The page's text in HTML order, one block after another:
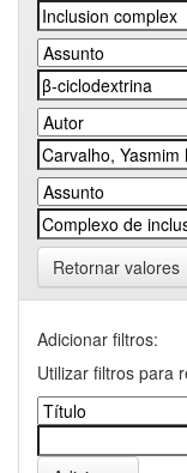
Retornar valores
Adicionar filtros:
Utilizar filtros para